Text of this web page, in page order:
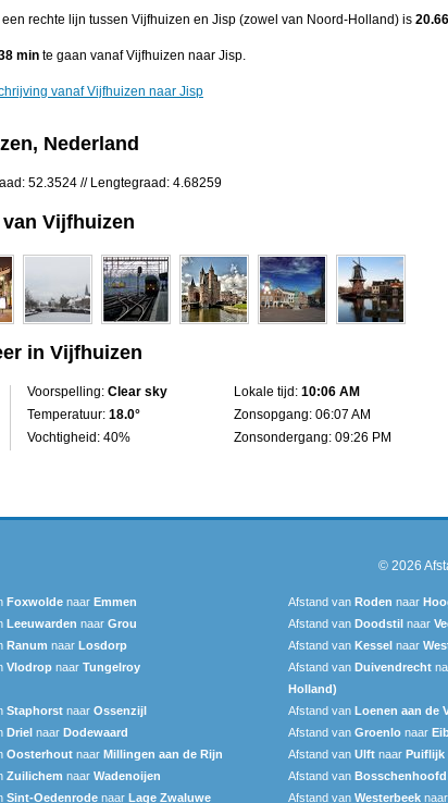
rechte lijn tussen Vijfhuizen en Jisp (zowel van Noord-Holland) is
min te gaan vanaf Vijfhuizen naar Jisp.
vanaf Vijfhuizen naar Jisp
Nederland
52.3524 // Lengtegraad: 4.68259
Vijfhuizen
in Vijfhuizen
Voorspelling: Clear sky
Temperatuur: 18.0°
Vochtigheid: 40%
Lokale tijd: 10:06 AM
Zonsopgang: 06:07 AM
Zonsondergang: 09:26 PM
© 2026
Foxwolde naar Emmen Afstand van Roden naar
Leeuwarden naar Grou Afstand van Doodstil naar
Ranum naar Losdorp Afstand van Kessel naar
Vlodrop naar Tungelroy Afstand van Duivendrecht
Holland)
Staphorst naar Ossenzijl Afstand van Loenen aan de
Driel naar Dodewaard Afstand van Groenlo naar
Oosterhout naar Millingen aan de Rijn Afstand van Ulft naar Puiflijk
Zuilichem naar Wadenoijen Afstand van Bosschenhoofd
Sint-Oedenrode naar Lage Zwaluwe Afstand van Westerbeek naar